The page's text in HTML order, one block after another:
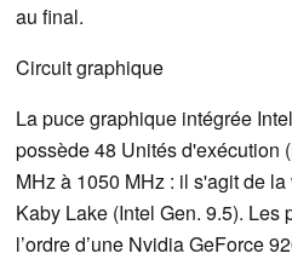
au final.
Circuit graphique
La puce graphique intégrée
possède 48 Unités d'exécution
MHz à 1050 MHz : il s'agit de
Kaby Lake (Intel Gen. 9.5). Les
l’ordre d’une Nvidia GeForce